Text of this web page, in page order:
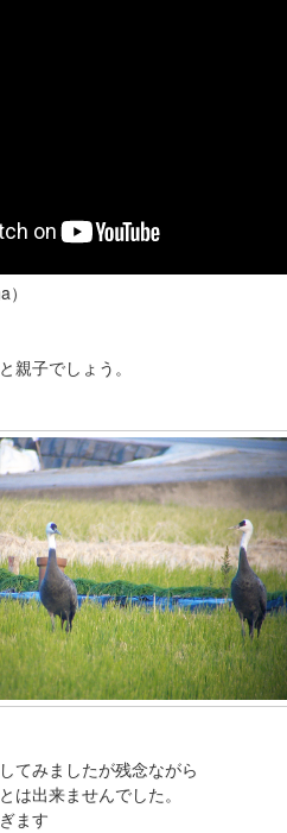
親子でしょう。
てみましたが残念ながら
は出来ませんでした。
ます